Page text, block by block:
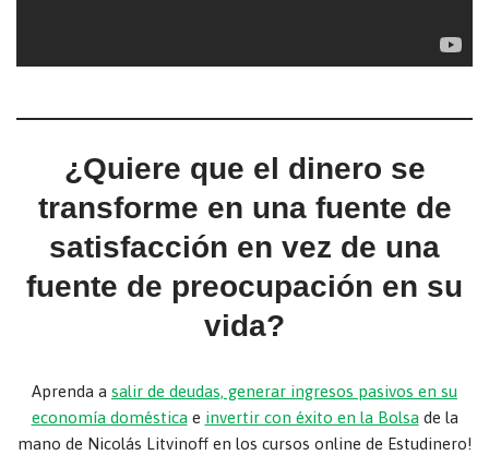
¿Quiere que el dinero se
transforme en una fuente de
satisfacción en vez de una
fuente de preocupación en su
vida?
Aprenda a salir de deudas, generar ingresos pasivos en su
economía doméstica e invertir con éxito en la Bolsa de la
mano de Nicolás Litvinoff en los cursos online de Estudinero!